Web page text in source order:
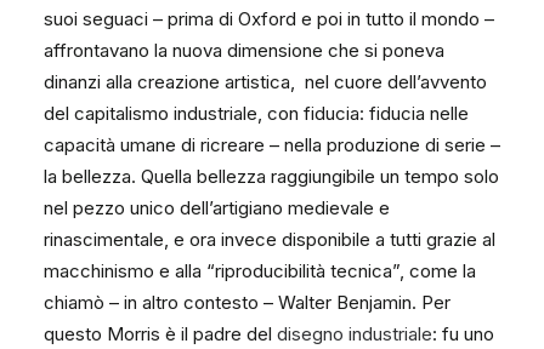
suoi seguaci – prima di Oxford e poi in tutto il mondo –
affrontavano la nuova dimensione che si poneva
dinanzi alla creazione artistica, nel cuore dell’avvento
del capitalismo industriale, con fiducia: fiducia nelle
capacità umane di ricreare – nella produzione di serie –
la bellezza. Quella bellezza raggiungibile un tempo solo
nel pezzo unico dell’artigiano medievale e
rinascimentale, e ora invece disponibile a tutti grazie al
macchinismo e alla “riproducibilità tecnica”, come la
chiamò – in altro contesto – Walter Benjamin. Per
questo Morris è il padre del disegno industriale: fu uno